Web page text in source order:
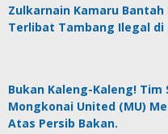
Zulkarnain Kamaru Bantah
Terlibat Tambang Ilegal di
Bukan Kaleng-Kaleng! Tim
Mongkonai United (MU)
Atas Persib Bakan.